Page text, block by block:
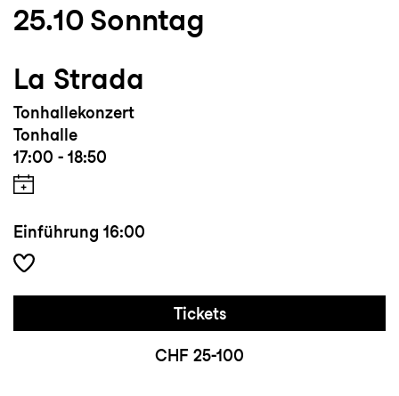
25.10 Sonntag
La Strada
Tonhallekonzert
Tonhalle
17:00 - 18:50
Einführung 16:00
Tickets
CHF 25-100